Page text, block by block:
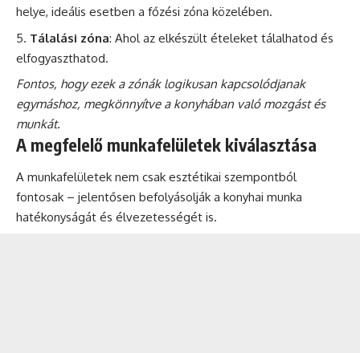
helye, ideális esetben a főzési zóna közelében.
Tálalási zóna: Ahol az elkészült ételeket tálalhatod és
elfogyaszthatod.
Fontos, hogy ezek a zónák logikusan kapcsolódjanak
egymáshoz, megkönnyítve a konyhában való mozgást és
munkát.
A megfelelő munkafelületek kiválasztása
A munkafelületek nem csak esztétikai szempontból
fontosak – jelentősen befolyásolják a konyhai munka
hatékonyságát és élvezetességét is.